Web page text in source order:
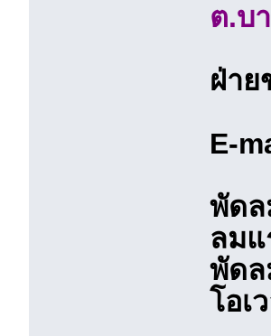
ต.บ
ฝ่าย
E-
พัดล
ลมแ
พัดล
โอเ